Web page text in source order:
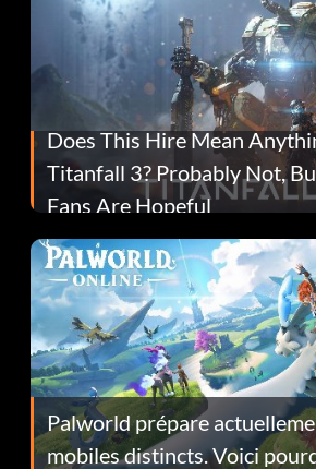
Does This Hire Mean
Titanfall 3? Probably Not,
Fans Are Hopeful
Palworld prépare
mobiles distincts. Voici